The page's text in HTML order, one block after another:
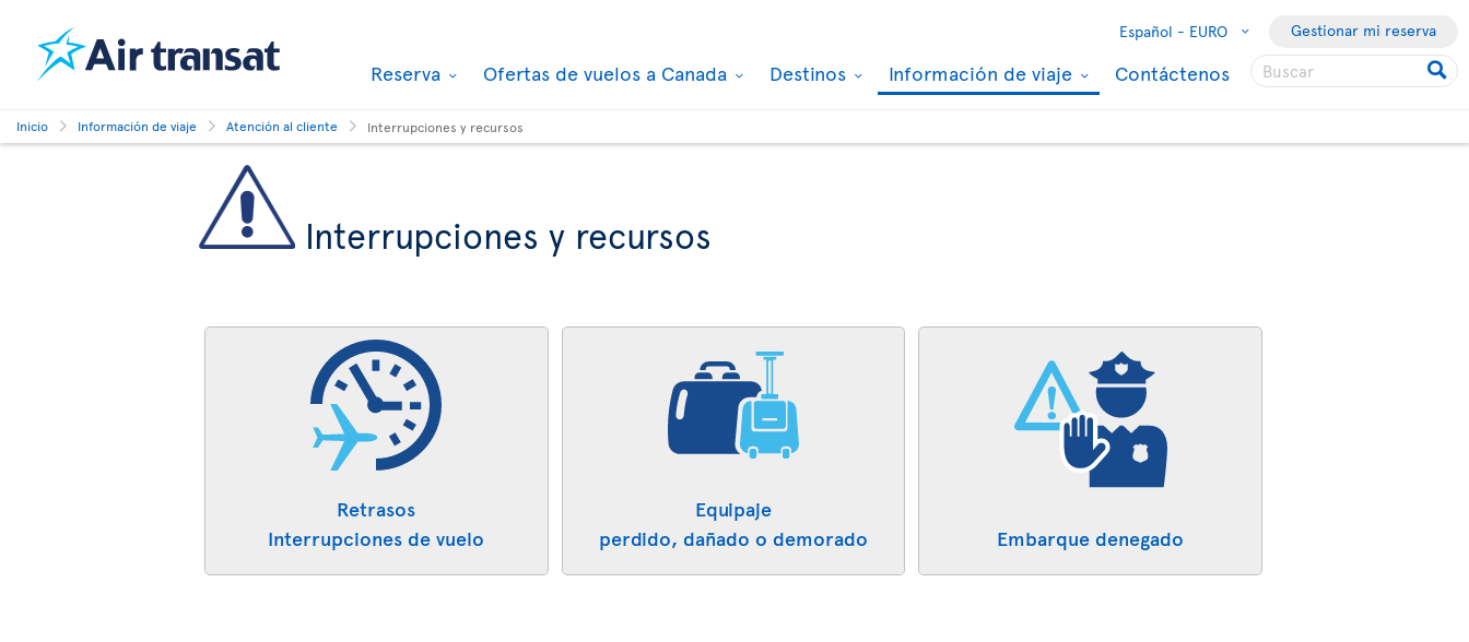
Español - EURO Gestionar mi reserva
Reserva Ofertas de vuelos a Canada Destinos Información de viaje Contáctenos
Inicio Información de viaje Atención al cliente Interrupciones y recursos
Interrupciones y recursos
Retrasos
Interrupciones de vuelo
Equipaje
perdido, dañado o demorado
Embarque denegado